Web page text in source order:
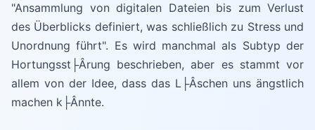
"Ansammlung von digitalen Dateien bis zum Verlust
des Überblicks definiert, was schließlich zu Stress und
Unordnung führt". Es wird manchmal als Subtyp der
Hortungsst├Ârung beschrieben, aber es stammt vor
allem von der Idee, dass das L├Âschen uns ängstlich
machen k├Ânnte.